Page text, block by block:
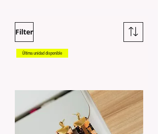
Filter
Última unidad disponible